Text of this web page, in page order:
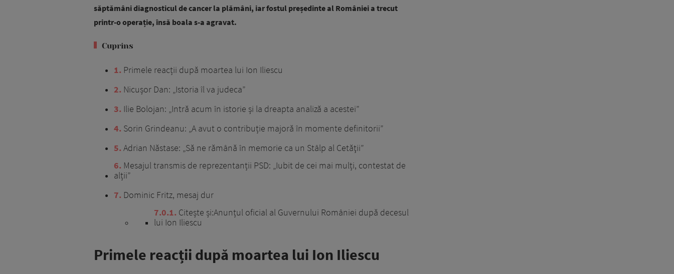
săptămâni diagnosticul de cancer la plămâni, iar fostul președinte al României a trecut
printr-o operație, însă boala s-a agravat.
Cuprins
1 Primele reacții după moartea lui Ion Iliescu
2 Nicușor Dan: „Istoria îl va judeca”
3 Ilie Bolojan: „Intră acum în istorie și la dreapta analiză a acestei”
4 Sorin Grindeanu: „A avut o contribuție majoră în momente definitorii”
5 Adrian Năstase: „Să ne rămână în memorie ca un Stâlp al Cetăţii”
6 Mesajul transmis de reprezentanții PSD: „Iubit de cei mai mulți, contestat de
alții”
7 Dominic Fritz, mesaj dur
7.0.1 Citește și:Anunțul oficial al Guvernului României după decesul
lui Ion Iliescu
Primele reacții după moartea lui Ion Iliescu